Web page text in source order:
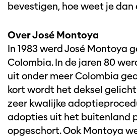
bevestigen, hoe weet je
Over José Montoya
In 1983 werd José Montoya
Colombia. In de jaren 80
uit onder meer Colombia
kort wordt het deksel
zeer kwalijke
adopties uit het buitenland
opgeschort. Ook Montoya